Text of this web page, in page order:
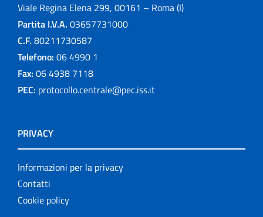
Viale Regina Elena 299, 00161 – Roma (I)
Partita I.V.A. 03657731000
C.F. 80211730587
Telefono: 06 4990 1
Fax: 06 4938 7118
PEC: protocollo.centrale@pec.iss.it
PRIVACY
Informazioni per la privacy
Contatti
Cookie policy